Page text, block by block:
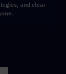
and clear